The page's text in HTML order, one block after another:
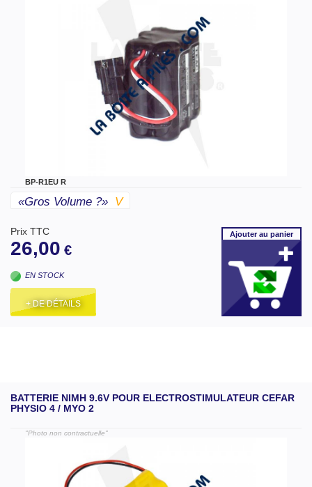
BP-R1EU R
«gros Volume ?» V
Prix TTC
26,00 €
EN STOCK
+ DE DÉTAILS
Ajouterau panier
BATTERIE NIMH 9.6V POUR ELECTROSTIMULATEUR CEFAR
PHYSIO 4 / MYO 2
"Photo non contractuelle"